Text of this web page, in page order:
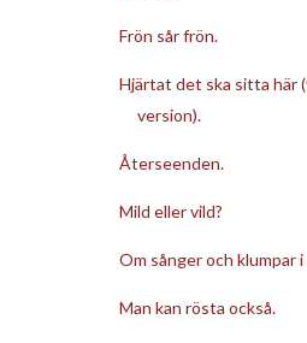
Frön sår frön.
Hjärtat det ska sitta här
version).
Återseenden.
Mild eller vild?
Om sånger och klumpar i
Man kan rösta också.